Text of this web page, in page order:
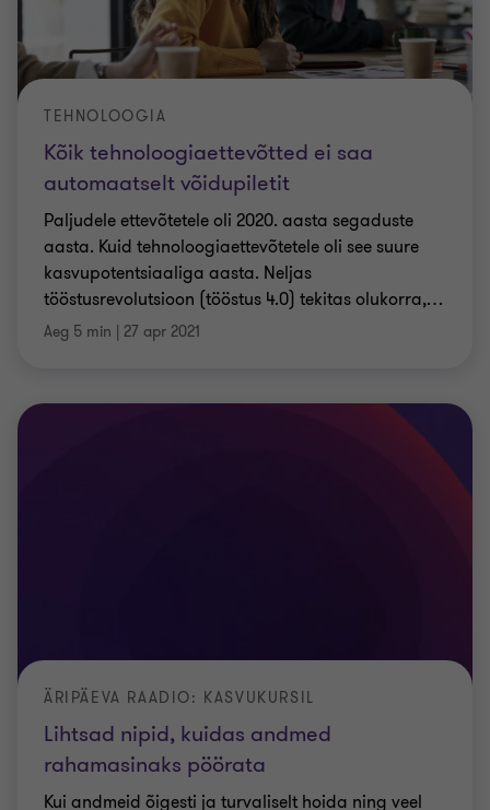
Kõik tehnoloogiaettevõtted ei saa
automaatselt võidupiletit
TEHNOLOOGIA
Paljudele ettevõtetele oli 2020. aasta segaduste
aasta. Kuid tehnoloogiaettevõtetele oli see suure
kasvupotentsiaaliga aasta. Neljas
tööstusrevolutsioon (tööstus 4.0) tekitas olukorra,…
Aeg 5 min | 27 apr 2021
Lihtsad nipid, kuidas andmed
rahamasinaks pöörata
ÄRIPÄEVA RAADIO: KASVUKURSIL
Kui andmeid õigesti ja turvaliselt hoida ning veel